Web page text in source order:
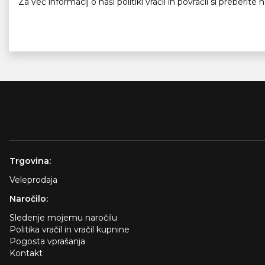
Trgovina:
Veleprodaja
Naročilo:
Sledenje mojemu naročilu
Politika vračil in vračil kupnine
Pogosta vprašanja
Kontakt